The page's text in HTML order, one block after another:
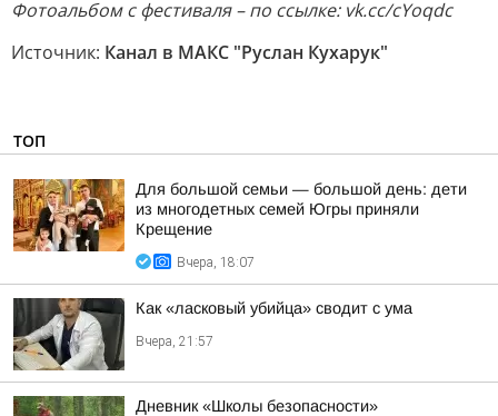
Фотоальбом с фестиваля – по ссылке: vk.cc/cYoqdc
Источник: Канал в МАКС "Руслан Кухарук"
ТОП
Для большой семьи — большой день: дети
из многодетных семей Югры приняли
Крещение
Вчера, 18:07
Как «ласковый убийца» сводит с ума
Вчера, 21:57
Дневник «Школы безопасности»